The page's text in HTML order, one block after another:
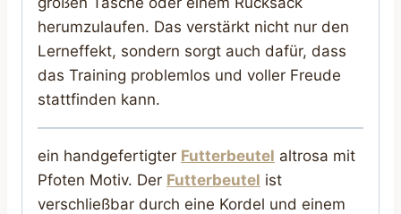
herumzulaufen. Das verstärkt nicht nur den
Lerneffekt, sondern sorgt auch dafür, dass
das Training problemlos und voller Freude
stattfinden kann.
ein handgefertigter Futterbeutel altrosa mit
Pfoten Motiv. Der Futterbeutel ist
verschließbar durch eine Kordel und einem